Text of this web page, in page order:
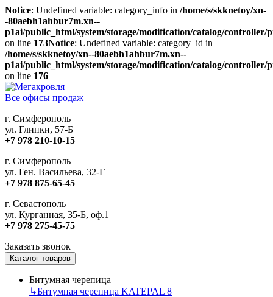
Notice: Undefined variable: category_info in /home/s/skknetoy/xn-
-80aebh1ahbur7m.xn--
p1ai/public_html/system/storage/modification/catalog/
on line 173Notice: Undefined variable: category_id in
/home/s/skknetoy/xn--80aebh1ahbur7m.xn--
p1ai/public_html/system/storage/modification/catalog/
on line 176
Все офисы продаж
г. Симферополь
ул. Глинки, 57-Б
+7 978 210-10-15
г. Симферополь
ул. Ген. Васильева, 32-Г
+7 978 875-65-45
г. Севастополь
ул. Курганная, 35-Б, оф.1
+7 978 275-45-75
Заказать звонок
Каталог товаров
Битумная черепица
↳Битумная черепица KATEPAL 8